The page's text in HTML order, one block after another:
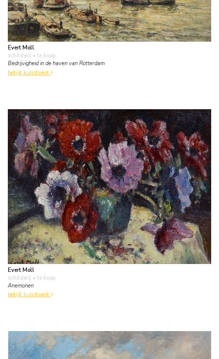
Evert Moll
schilderij • te koop
Bedrijvigheid in de haven van Rotterdam
bekijk kunstwerk
Evert Moll
schilderij • te koop
Anemonen
bekijk kunstwerk